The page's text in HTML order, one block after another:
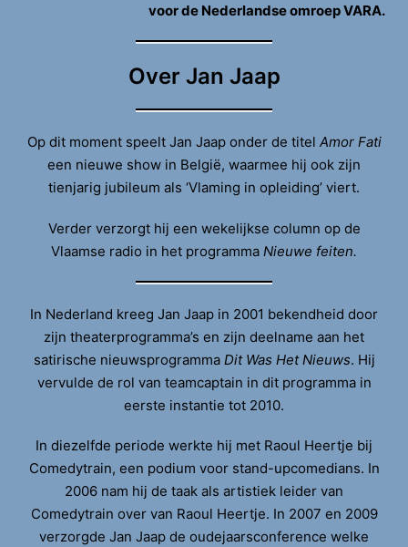
voor de Nederlandse omroep VARA.
Over Jan Jaap
Op dit moment speelt Jan Jaap onder de titel Amor Fati
een nieuwe show in België, waarmee hij ook zijn
tienjarig jubileum als ‘Vlaming in opleiding’ viert.
Verder verzorgt hij een wekelijkse column op de
Vlaamse radio in het programma Nieuwe feiten.
In Nederland kreeg Jan Jaap in 2001 bekendheid door
zijn theaterprogramma’s en zijn deelname aan het
satirische nieuwsprogramma Dit Was Het Nieuws. Hij
vervulde de rol van teamcaptain in dit programma in
eerste instantie tot 2010.
In diezelfde periode werkte hij met Raoul Heertje bij
Comedytrain, een podium voor stand-upcomedians. In
2006 nam hij de taak als artistiek leider van
Comedytrain over van Raoul Heertje. In 2007 en 2009
verzorgde Jan Jaap de oudejaarsconference welke